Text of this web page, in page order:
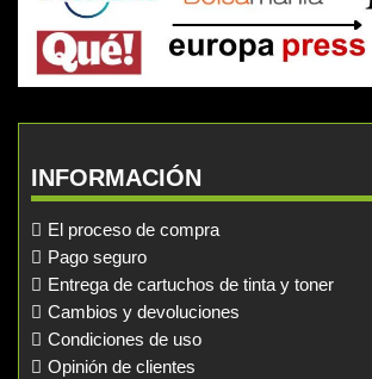
INFORMACIÓN
El proceso de compra
Pago seguro
Entrega de cartuchos de tinta y toner
Cambios y devoluciones
Condiciones de uso
Opinión de clientes